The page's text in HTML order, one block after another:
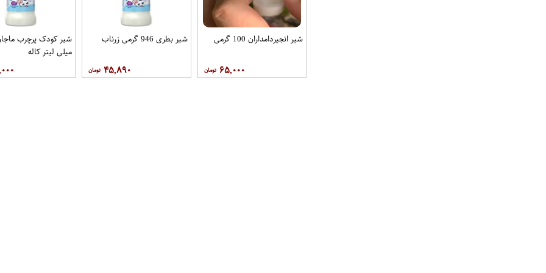
شیر انجیردامداران 100 گرمی
۶۵,۰۰۰
شیر بطری 946 گرمی زرناب
۴۵,۸۹۰
میلی لیتر کاله